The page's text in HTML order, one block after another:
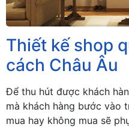
Thiết kế shop
cách Châu Âu
Để thu hút được khách
mà khách hàng bước vào
mua hay không mua sẽ